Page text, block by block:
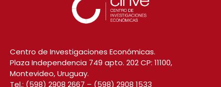
Centro de Investigaciones Económicas.
Plaza Independencia 749 apto. 202 CP: 11100,
Montevideo, Uruguay.
Tel.: (598) 2908 2667 – (598) 2908 1533